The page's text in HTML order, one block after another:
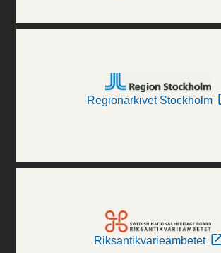
Regionarkivet Stockholm
Riksantikvarieämbetet